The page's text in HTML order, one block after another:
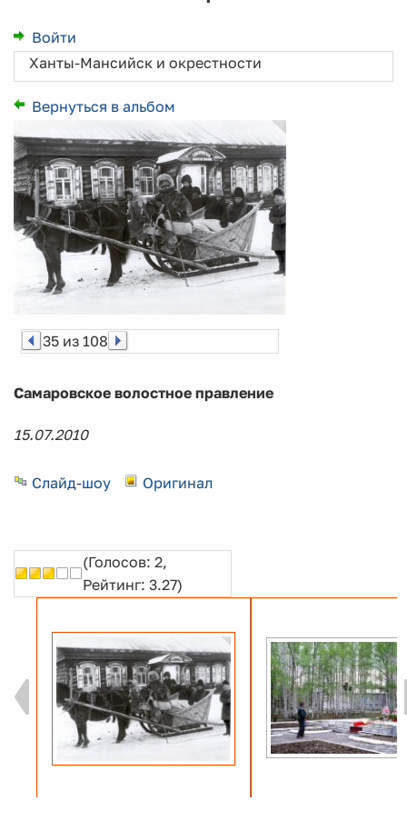
Войти
Ханты-Мансийск и окрестности
Вернуться в альбом
35 из 108
Самаровское волостное правление
15.07.2010
Слайд-шоу Оригинал
(Голосов: 2,
Рейтинг: 3.27)